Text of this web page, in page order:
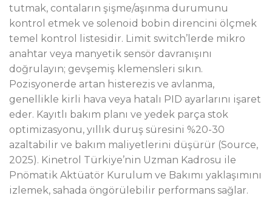
tutmak, contaların şişme/aşınma durumunu
kontrol etmek ve solenoid bobin direncini ölçmek
temel kontrol listesidir. Limit switch’lerde mikro
anahtar veya manyetik sensör davranışını
doğrulayın; gevşemiş klemensleri sıkın.
Pozisyonerde artan histerezis ve avlanma,
genellikle kirli hava veya hatalı PID ayarlarını işaret
eder. Kayıtlı bakım planı ve yedek parça stok
optimizasyonu, yıllık duruş süresini %20-30
azaltabilir ve bakım maliyetlerini düşürür (Source,
2025). Kinetrol Türkiye’nin Uzman Kadrosu ile
Pnömatik Aktüatör Kurulum ve Bakımı yaklaşımını
izlemek, sahada öngörülebilir performans sağlar.